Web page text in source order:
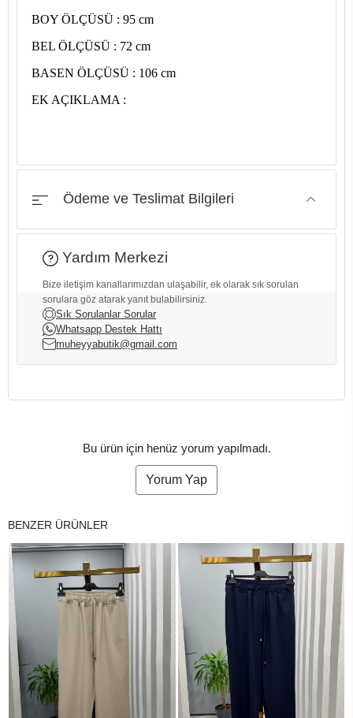
BOY ÖLÇÜSÜ : 95 cm
BEL ÖLÇÜSÜ : 72 cm
BASEN ÖLÇÜSÜ : 106 cm
EK AÇIKLAMA :
Ödeme ve Teslimat Bilgileri
Yardım Merkezi
Bize iletişim kanallarımızdan ulaşabilir, ek olarak sık sorulan
sorulara göz atarak yanıt bulabilirsiniz.
Sık Sorulanlar Sorular
Whatsapp Destek Hattı
muheyyabutik@gmail.com
Bu ürün için henüz yorum yapılmadı.
Yorum Yap
BENZER ÜRÜNLER